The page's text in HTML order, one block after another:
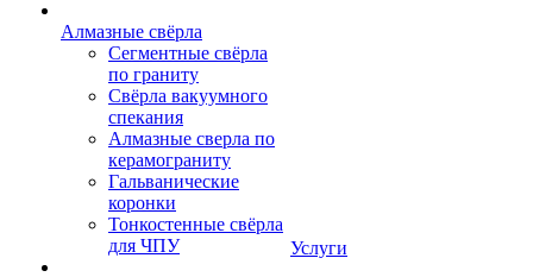
Алмазные свёрла
Сегментные свёрла
по граниту
Свёрла вакуумного
спекания
Алмазные сверла по
керамограниту
Гальванические
коронки
Тонкостенные свёрла
для ЧПУ
Услуги